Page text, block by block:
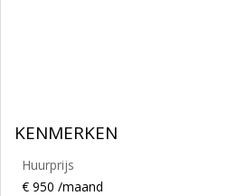
KENMERKEN
Huurprijs
€ 950 /maand